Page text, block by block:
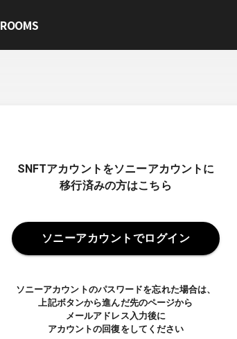
ROOMS
SNFTアカウントをソニーアカウントに
移行済みの方はこちら
ソニーアカウントでログイン
ソニーアカウントのパスワードを忘れた場合は、
上記ボタンから進んだ先のページから
メールアドレス入力後に
アカウントの回復をしてください